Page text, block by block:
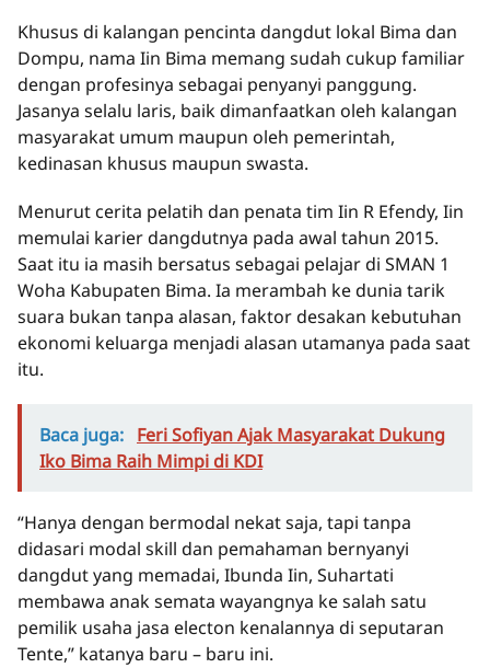
Khusus di kalangan pencinta dangdut lokal Bima dan
Dompu, nama Iin Bima memang sudah cukup familiar
dengan profesinya sebagai penyanyi panggung.
Jasanya selalu laris, baik dimanfaatkan oleh kalangan
masyarakat umum maupun oleh pemerintah,
kedinasan khusus maupun swasta.
Menurut cerita pelatih dan penata tim Iin R Efendy, Iin
memulai karier dangdutnya pada awal tahun 2015.
Saat itu ia masih bersatus sebagai pelajar di SMAN 1
Woha Kabupaten Bima. Ia merambah ke dunia tarik
suara bukan tanpa alasan, faktor desakan kebutuhan
ekonomi keluarga menjadi alasan utamanya pada saat
itu.
Baca juga: Feri Sofiyan Ajak Masyarakat Dukung
Iko Bima Raih Mimpi di KDI
“Hanya dengan bermodal nekat saja, tapi tanpa
didasari modal skill dan pemahaman bernyanyi
dangdut yang memadai, Ibunda Iin, Suhartati
membawa anak semata wayangnya ke salah satu
pemilik usaha jasa electon kenalannya di seputaran
Tente,” katanya baru – baru ini.